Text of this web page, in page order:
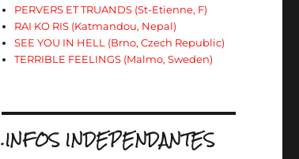
PERVERS ET TRUANDS (St-Etienne, F)
RAI KO RIS (Katmandou, Nepal)
SEE YOU IN HELL (Brno, Czech Republic)
TERRIBLE FEELINGS (Malmo, Sweden)
.INFOS INDEPENDANTES